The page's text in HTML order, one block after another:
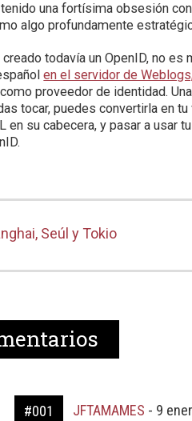
una fortísima obsesión
algo profundamente
todavía un OpenID, no
en el servidor de
proveedor de identidad.
tocar, puedes convertirla en
en su cabecera, y pasar a usar
Seúl y Tokio
#001 JFTAMAMES - 9